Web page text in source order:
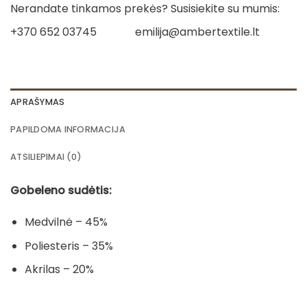
Nerandate tinkamos prekės? Susisiekite su mumis:
+370 652 03745
emilija@ambertextile.lt
APRAŠYMAS
PAPILDOMA INFORMACIJA
ATSILIEPIMAI (0)
Gobeleno sudėtis:
Medvilnė – 45%
Poliesteris – 35%
Akrilas – 20%